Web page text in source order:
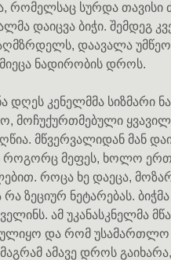
რომელსაც სურდა თავისი
დაიცვა ბიჭი. შემდეგ
დაავალა
მიეცა ნადირობის დროს.
დღეს კენელმმა
მოჩუქურთმებული
მწვერვალიდან მან
როგორც მეფეს, ხოლო
როცა ხე დაეცა,
ზეციურ ნეტარებას.
ამ უკანასკნელმა
და რომ
ამავე დროს